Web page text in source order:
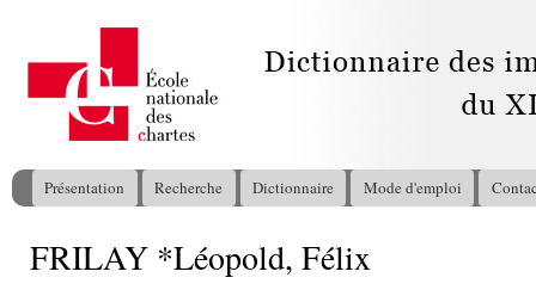
Menu principal
Présentation Recherche Dictionnaire Mode d'emploi
Vous êtes ici
FRILAY *Léopold, Félix